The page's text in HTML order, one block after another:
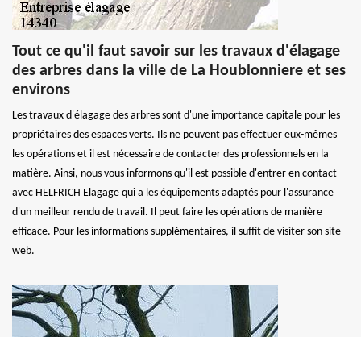
Tout ce qu'il faut savoir sur les travaux d'élagage
des arbres dans la ville de La Houblonniere et ses
environs
Les travaux d'élagage des arbres sont d'une importance capitale pour les
propriétaires des espaces verts. Ils ne peuvent pas effectuer eux-mêmes
les opérations et il est nécessaire de contacter des professionnels en la
matière. Ainsi, nous vous informons qu'il est possible d'entrer en contact
avec HELFRICH Elagage qui a les équipements adaptés pour l'assurance
d'un meilleur rendu de travail. Il peut faire les opérations de manière
efficace. Pour les informations supplémentaires, il suffit de visiter son site
web.